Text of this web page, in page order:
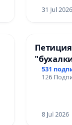
31 Jul 2026
531
126
8 Jul 2026